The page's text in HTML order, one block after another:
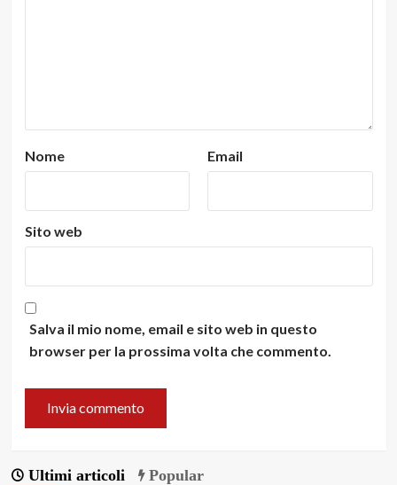
Nome Email
Sito web
Salva il mio nome, email e sito web in questo
browser per la prossima volta che commento.
Ultimi articoli Popular